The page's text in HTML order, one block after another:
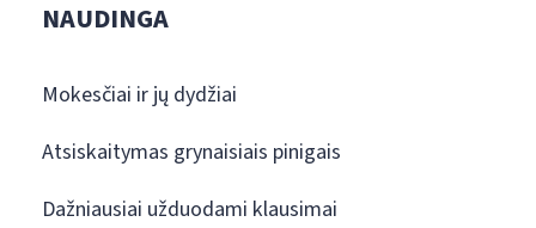
NAUDINGA
Mokesčiai ir jų dydžiai
Atsiskaitymas grynaisiais pinigais
Dažniausiai užduodami klausimai